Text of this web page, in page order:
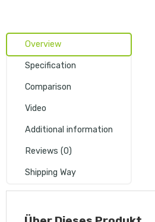
Overview
Specification
Comparison
Video
Additional information
Reviews (0)
Shipping Way